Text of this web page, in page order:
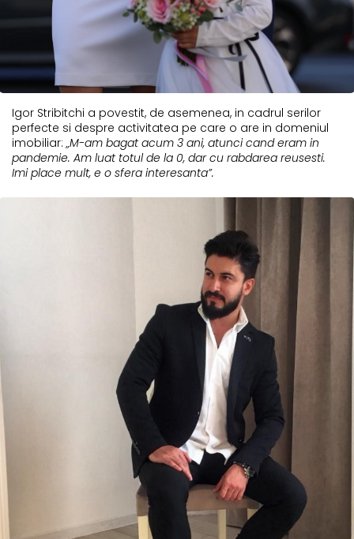
Igor Stribitchi a povestit, de asemenea, in cadrul serilor
perfecte si despre activitatea pe care o are in domeniul
imobiliar:„M-am bagat acum 3 ani, atunci cand eram in
pandemie. Am luat totul de la 0, dar cu rabdarea reusesti.
Imi place mult, e o sfera interesanta”.